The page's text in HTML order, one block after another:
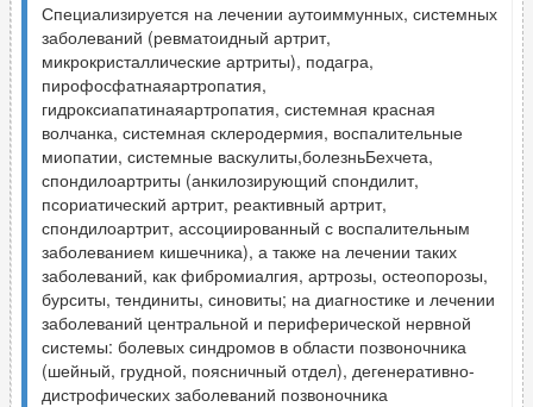
Специализируется на лечении аутоиммунных, системных
заболеваний (ревматоидный артрит,
микрокристаллические артриты), подагра,
пирофосфатнаяартропатия,
гидроксиапатинаяартропатия, системная красная
волчанка, системная склеродермия, воспалительные
миопатии, системные васкулиты,болезньБехчета,
спондилоартриты (анкилозирующий спондилит,
псориатический артрит, реактивный артрит,
спондилоартрит, ассоциированный с воспалительным
заболеванием кишечника), а также на лечении таких
заболеваний, как фибромиалгия, артрозы, остеопорозы,
бурситы, тендиниты, синовиты; на диагностике и лечении
заболеваний центральной и периферической нервной
системы: болевых синдромов в области позвоночника
(шейный, грудной, поясничный отдел), дегенеративно-
дистрофических заболеваний позвоночника